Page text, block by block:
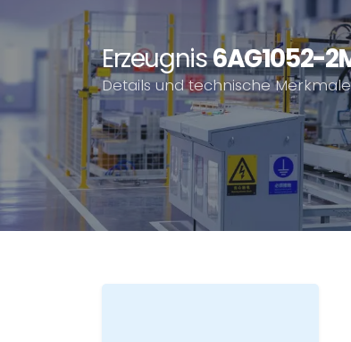
Erzeugnis6AG1052-
Details und technische Merkmale